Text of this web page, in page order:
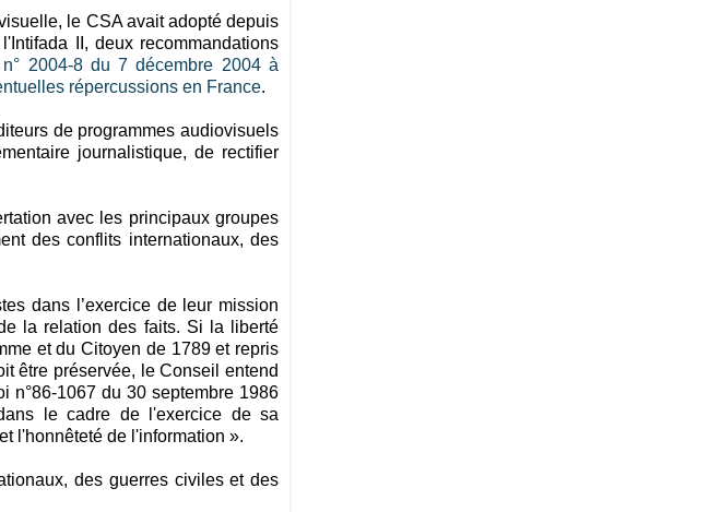
le CSA avait adopté depuis
II, deux recommandations
2004-8 du 7 décembre 2004 à
répercussions en France.
de programmes audiovisuels
journalistique, de rectifier
avec les principaux groupes
des conflits internationaux, des
dans l’exercice de leur mission
la relation des faits. Si la liberté
et du Citoyen de 1789 et repris
être préservée, le Conseil entend
n°86-1067 du 30 septembre 1986
le cadre de l'exercice de sa
l'honnêteté de l'information ».
des guerres civiles et des